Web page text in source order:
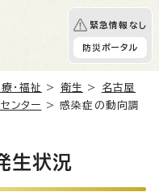
緊急情報なし
防災ポータル
・福祉 > 衛生 >
名古屋
ンター
> 感染症の動向調
生状況